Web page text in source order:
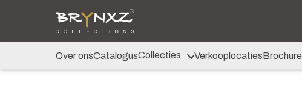
Over ons
Catalogus
Collecties
Majestic Vintage
Over onsCatalogusCollecties VerkooplocatiesBrochure